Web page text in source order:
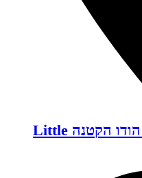
הודו הקטנה Little